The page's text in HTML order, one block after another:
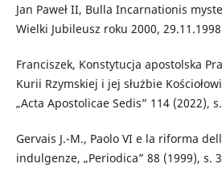
Jan Paweł II, Bulla Incarnationis
Wielki Jubileusz roku 2000,
Franciszek, Konstytucja apostolska
Kurii Rzymskiej i jej służbie
„Acta Apostolicae Sedis” 114 (2022),
Gervais J.-M., Paolo VI e la riforma
indulgenze, „Periodica” 88 (1999), s.